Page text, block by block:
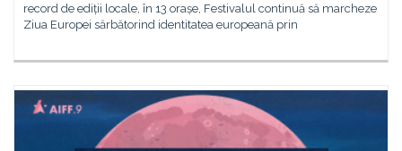
record de ediții locale, în 13 orașe, Festivalul continuă să marcheze
Ziua Europei sărbătorind identitatea europeană prin